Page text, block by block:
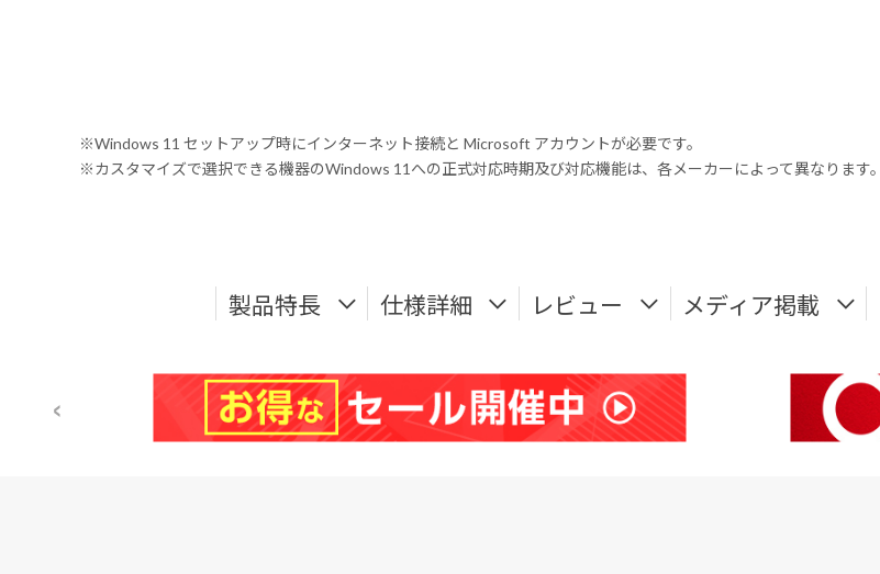
※Windows 11 セットアップ時にインターネット接続と Microsoft アカウントが必要です。
※カスタマイズで選択できる機器のWindows 11への正式対応時期及び対応機能は、各メーカーによって異なります。
製品特長 仕様詳細 レビュー メディア掲載